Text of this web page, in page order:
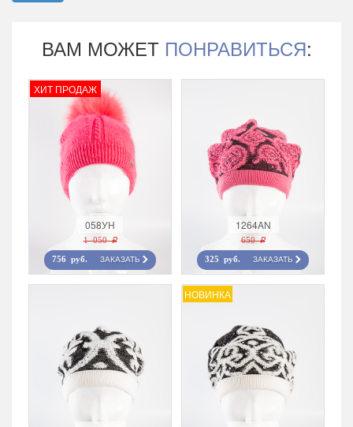
ВАМ МОЖЕТ ПОНРАВИТЬСЯ:
ХИТ ПРОДАЖ
058УН
1 050 r
756 руб. ЗАКАЗАТЬ
1264AN
650 r
325 руб. ЗАКАЗАТЬ
НОВИНКА